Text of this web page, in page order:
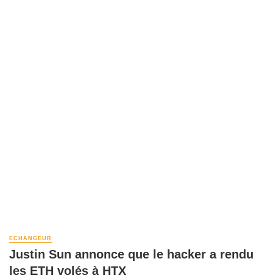
ECHANGEUR
Justin Sun annonce que le hacker a rendu
les ETH volés à HTX